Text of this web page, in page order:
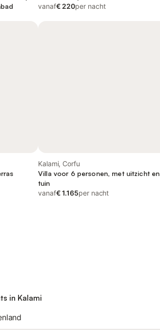
vanaf€ 220per nacht
Kalami, Corfu
Villa voor 6 personen, met uitzicht en
tuin
vanaf€ 1.165per nacht
in Kalami